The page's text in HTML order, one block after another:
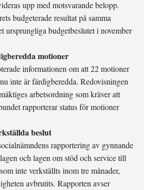
upp med motsvarande belopp.
budgeterade resultat på samma
ursprungliga budgetbeslutet i november
motioner
informationen om att 22 motioner
inte är färdigberedda. Redovisningen
arbetsordning som kräver att
rapporterar status för motioner
beslut
rapportering av gynnande
och lagen om stöd och service till
inte verkställts inom tre månader,
avbrutits. Rapporten avser